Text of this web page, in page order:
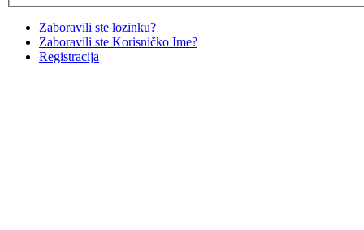
Zaboravili ste lozinku?
Zaboravili ste Korisničko Ime?
Registracija